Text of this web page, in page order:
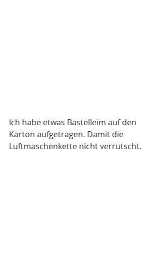
Ich habe etwas Bastelleim auf den
Karton aufgetragen. Damit die
Luftmaschenkette nicht verrutscht.